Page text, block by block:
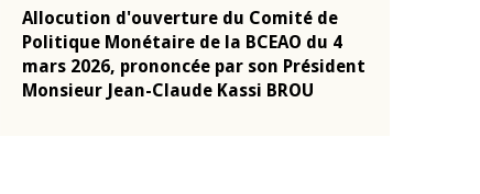
Allocution d'ouverture du Comité de
Politique Monétaire de la BCEAO du 4
mars 2026, prononcée par son Président
Monsieur Jean-Claude Kassi BROU